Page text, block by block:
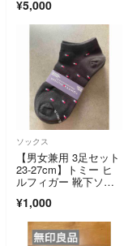
¥5,000
ソックス
【男女兼用 3足セット
23-27cm】トミー ヒ
ルフィガー 靴下ソッ
¥1,000